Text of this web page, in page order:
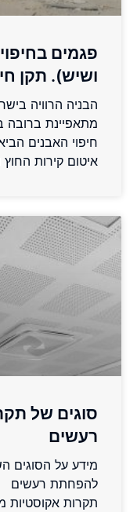
פגמים בחיפוי
ושיש). תקן
הבניה הרוויה
מתאפיינת ברובה
חיפוי האבנים הביא
איטום קירות החוץ
סוגים של
רעשים
מידע על הסוגים
להפחתת רעשים
תקרות אקוסטיות